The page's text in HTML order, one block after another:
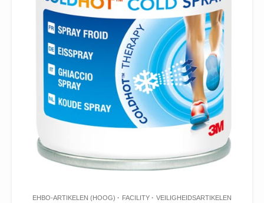
EHBO-ARTIKELEN (HOOG) FACILITY VEILIGHEIDSARTIKELEN